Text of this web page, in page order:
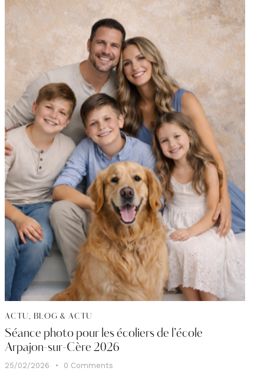
ACTU, BLOG & ACTU
Séance photo pour les écoliers de l’école
Arpajon-sur-Cère 2026
25/02/2026 0 Comments